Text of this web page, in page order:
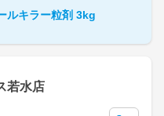
ルキラー粒剤 3kg
若水店